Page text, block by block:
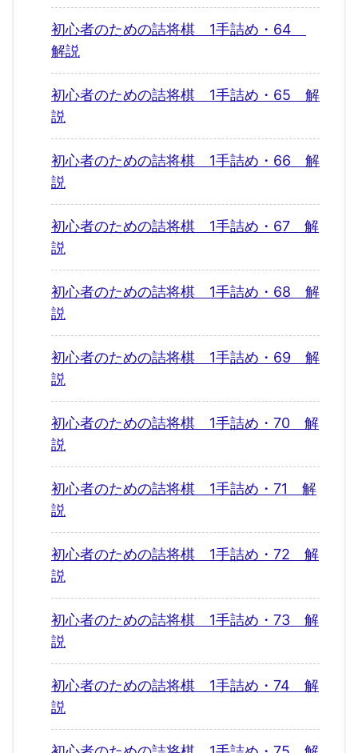
初心者のための詰将棋 1手詰め・64
解説
初心者のための詰将棋 1手詰め・65 解
説
初心者のための詰将棋 1手詰め・66 解
説
初心者のための詰将棋 1手詰め・67 解
説
初心者のための詰将棋 1手詰め・68 解
説
初心者のための詰将棋 1手詰め・69 解
説
初心者のための詰将棋 1手詰め・70 解
説
初心者のための詰将棋 1手詰め・71 解
説
初心者のための詰将棋 1手詰め・72 解
説
初心者のための詰将棋 1手詰め・73 解
説
初心者のための詰将棋 1手詰め・74 解
説